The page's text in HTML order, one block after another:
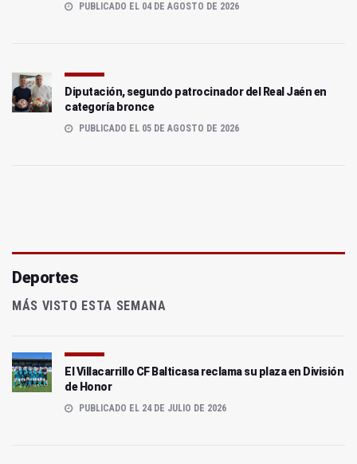
PUBLICADO EL 04 DE AGOSTO DE 2026
Diputación, segundo patrocinador del Real Jaén en
categoría bronce
PUBLICADO EL 05 DE AGOSTO DE 2026
Deportes
MÁS VISTO ESTA SEMANA
El Villacarrillo CF Balticasa reclama su plaza en División
de Honor
PUBLICADO EL 24 DE JULIO DE 2026